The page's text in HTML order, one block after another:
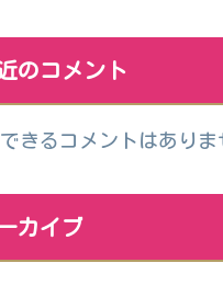
のコメント
きるコメントはありま
カイブ